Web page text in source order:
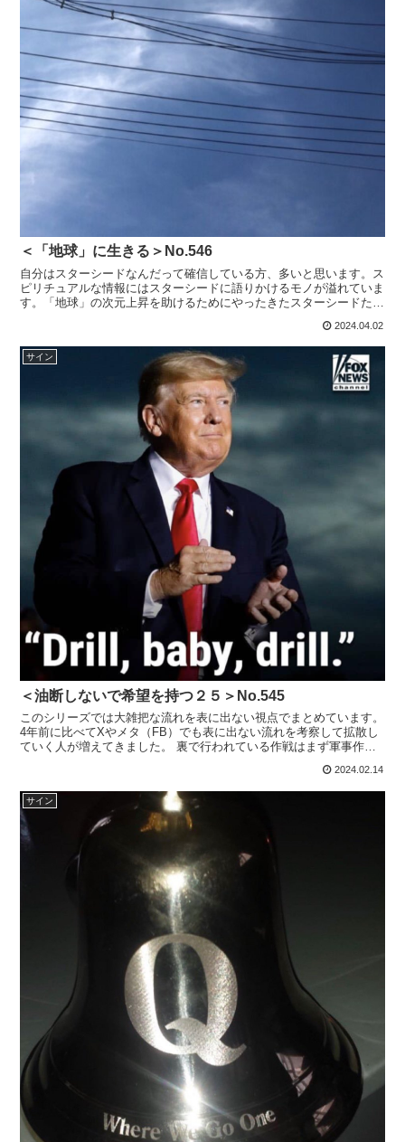
＜「地球」に生きる＞No.546
自分はスターシードなんだって確信している方、多いと思います。ス
ピリチュアルな情報にはスターシードに語りかけるモノが溢れていま
す。「地球」の次元上昇を助けるためにやったきたスターシードたち
2024.04.02
サイン
＜油断しないで希望を持つ２５＞No.545
このシリーズでは大雑把な流れを表に出ない視点でまとめています。
4年前に比べてXやメタ（FB）でも表に出ない流れを考察して拡散し
ていく人が増えてきました。 裏で行われている作戦はまず軍事作戦
2024.02.14
サイン